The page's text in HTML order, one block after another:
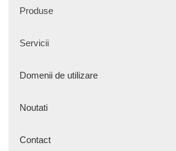
Produse
Servicii
Domenii de utilizare
Noutati
Contact